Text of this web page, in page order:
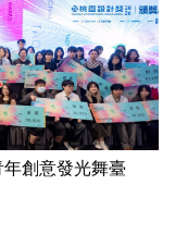
創意發光舞臺